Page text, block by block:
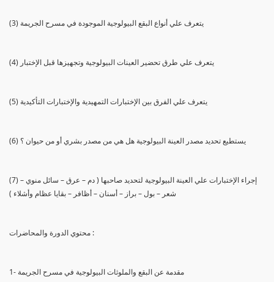
(3) يتعرف علي أنواع البقع البيولوجية الموجودة في مسرح الجريمة
(4) يتعرف علي طرق تحضير العينات البيولوجية وتجهيزها قبل الإختبار
(5) يتعرف علي الفرق بين الإختبارات التمهيدية والإختبارات التأكيدية
(6) يستطيع تحديد مصدر العينة البيولوجية هل هي من مصدر بشري أو من حيوان ؟
(7) إجراء الإختبارات علي العينة البيولوجية لتحديد صاحبها ( دم – عرق – سائل منوي –
شعر – بول – براز – أسنان – أظافر – بقايا عظام وأشلاء )
محتوي الدورة والمحاضرات :
1- مقدمة عن البقع والملوثات البيولوجية في مسرح الجريمة